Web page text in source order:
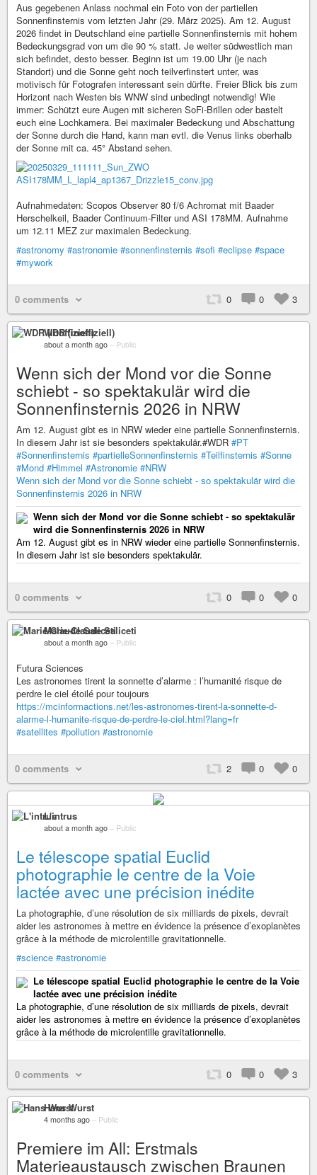
Aus gegebenen Anlass nochmal ein Foto von der partiellen
Sonnenfinsternis vom letzten Jahr (29. März 2025). Am 12. August
2026 findet in Deutschland eine partielle Sonnenfinsternis mit hohem
Bedeckungsgrad von um die 90 % statt. Je weiter südwestlich man
sich befindet, desto besser. Beginn ist um 19.00 Uhr (je nach
Standort) und die Sonne geht noch teilverfinstert unter, was
motivisch für Fotografen interessant sein dürfte. Freier Blick bis zum
Horizont nach Westen bis WNW sind unbedingt notwendig! Wie
immer: Schützt eure Augen mit sicheren SoFi-Brillen oder bastelt
euch eine Lochkamera. Bei maximaler Bedeckung und Abschattung
der Sonne durch die Hand, kann man evtl. die Venus links oberhalb
der Sonne mit ca. 45° Abstand sehen.
Aufnahmedaten: Scopos Observer 80 f/6 Achromat mit Baader
Herschelkeil, Baader Continuum-Filter und ASI 178MM. Aufnahme
um 12.11 MEZ zur maximalen Bedeckung.
#astronomy #astronomie #sonnenfinsternis #sofi #eclipse #space
#mywork
0 comments 0 0 3
WDR (inoffiziell)
about a month ago – Public
Wenn sich der Mond vor die Sonne
schiebt - so spektakulär wird die
Sonnenfinsternis 2026 in NRW
Am 12. August gibt es in NRW wieder eine partielle Sonnenfinsternis.
In diesem Jahr ist sie besonders spektakulär.#WDR #PT
#Sonnenfinsternis #partielleSonnenfinsternis #Teilfinsternis #Sonne
#Mond #Himmel #Astronomie #NRW
Wenn sich der Mond vor die Sonne schiebt - so spektakulär wird die
Sonnenfinsternis 2026 in NRW
Wenn sich der Mond vor die Sonne schiebt - so spektakulär
wird die Sonnenfinsternis 2026 in NRW
Am 12. August gibt es in NRW wieder eine partielle Sonnenfinsternis.
In diesem Jahr ist sie besonders spektakulär.
0 comments 0 0 0
Marie-Claude Saliceti
about a month ago – Public
Futura Sciences
Les astronomes tirent la sonnette d’alarme : l’humanité risque de
perdre le ciel étoilé pour toujours
https://mcinformactions.net/les-astronomes-tirent-la-sonnette-d-
alarme-l-humanite-risque-de-perdre-le-ciel.html?lang=fr
#satellites #pollution #astronomie
0 comments 2 0 0
L'intrus
about a month ago – Public
Le télescope spatial Euclid
photographie le centre de la Voie
lactée avec une précision inédite
La photographie, d’une résolution de six milliards de pixels, devrait
aider les astronomes à mettre en évidence la présence d’exoplanètes
grâce à la méthode de microlentille gravitationnelle.
#science #astronomie
Le télescope spatial Euclid photographie le centre de la Voie
lactée avec une précision inédite
La photographie, d’une résolution de six milliards de pixels, devrait
aider les astronomes à mettre en évidence la présence d’exoplanètes
grâce à la méthode de microlentille gravitationnelle.
0 comments 0 0 3
Hans Wurst
4 months ago – Public
Premiere im All: Erstmals
Materieaustausch zwischen Braunen